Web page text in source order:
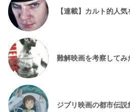
【連載】カルト的人
難解映画を考察してみ
ジブリ映画の都市伝説